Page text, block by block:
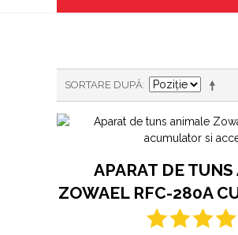
SORTARE DUPĂ
APARAT DE
ZOWAEL RFC-280A